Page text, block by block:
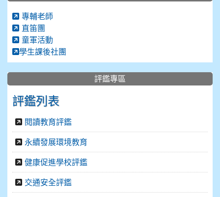
專輔老師
直笛團
童軍活動
學生課後社團
評鑑專區
評鑑列表
閱讀教育評鑑
永續發展環境教育
健康促進學校評鑑
交通安全評鑑